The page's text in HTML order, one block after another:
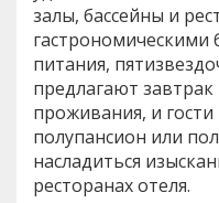
залы, бассейны и
питания,
предлагают
проживания, и
полупансион или
насладиться
ресторанах отеля.